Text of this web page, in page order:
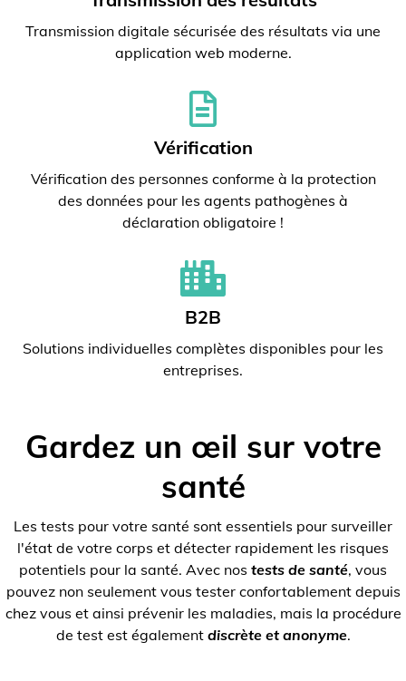
Transmission digitale sécurisée des résultats via une
application web moderne.
Vérification
Vérification des personnes conforme à la protection
des données pour les agents pathogènes à
déclaration obligatoire !
B2B
Solutions individuelles complètes disponibles pour les
entreprises.
Gardez un œil sur votre
santé
Les tests pour votre santé sont essentiels pour surveiller
l'état de votre corps et détecter rapidement les risques
potentiels pour la santé. Avec nos tests de santé, vous
pouvez non seulement vous tester confortablement depuis
chez vous et ainsi prévenir les maladies, mais la procédure
de test est également discrète et anonyme.